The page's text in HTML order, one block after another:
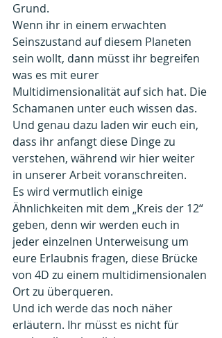
Grund.
Wenn ihr in einem erwachten
Seinszustand auf diesem Planeten
sein wollt, dann müsst ihr begreifen
was es mit eurer
Multidimensionalität auf sich hat. Die
Schamanen unter euch wissen das.
Und genau dazu laden wir euch ein,
dass ihr anfangt diese Dinge zu
verstehen, während wir hier weiter
in unserer Arbeit voranschreiten.
Es wird vermutlich einige
Ähnlichkeiten mit dem „Kreis der 12“
geben, denn wir werden euch in
jeder einzelnen Unterweisung um
eure Erlaubnis fragen, diese Brücke
von 4D zu einem multidimensionalen
Ort zu überqueren.
Und ich werde das noch näher
erläutern. Ihr müsst es nicht für